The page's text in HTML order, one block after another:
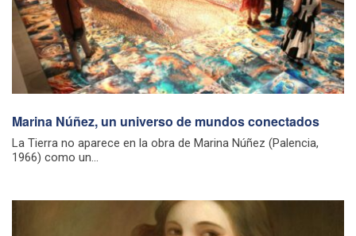
Marina Núñez, un universo de mundos conectados
La Tierra no aparece en la obra de Marina Núñez (Palencia,
1966) como un...